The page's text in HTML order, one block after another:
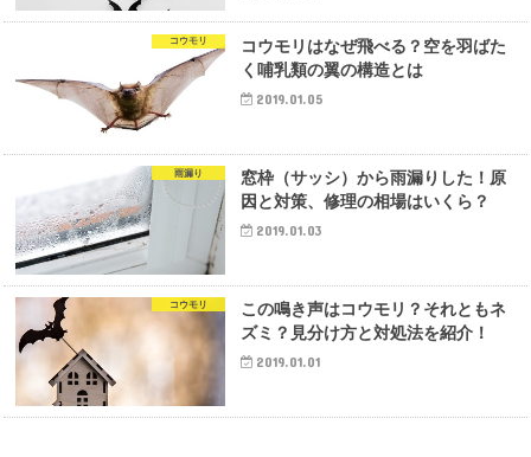
コウモリ
コウモリはなぜ飛べる？空を羽ばた
く哺乳類の翼の構造とは
2019.01.05
雨漏り
窓枠（サッシ）から雨漏りした！原
因と対策、修理の相場はいくら？
2019.01.03
コウモリ
この鳴き声はコウモリ？それともネ
ズミ？見分け方と対処法を紹介！
2019.01.01